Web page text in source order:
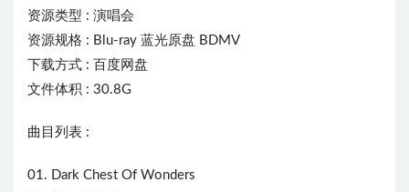
资源类型 : 演唱会
资源规格 : Blu-ray 蓝光原盘 BDMV
下载方式 : 百度网盘
文件体积 : 30.8G
曲目列表 :
01. Dark Chest Of Wonders